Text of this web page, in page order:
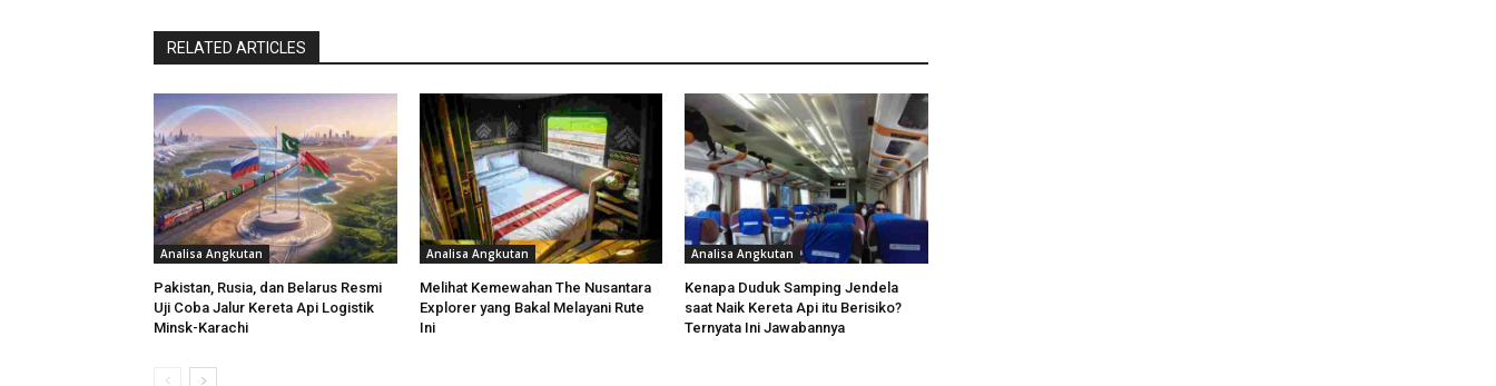
RELATED ARTICLES
Analisa Angkutan
Pakistan, Rusia, dan Belarus Resmi
Uji Coba Jalur Kereta Api Logistik
Minsk-Karachi
Analisa Angkutan
Melihat Kemewahan The Nusantara
Explorer yang Bakal Melayani Rute
Ini
Analisa Angkutan
Kenapa Duduk Samping Jendela
saat Naik Kereta Api itu Berisiko?
Ternyata Ini Jawabannya